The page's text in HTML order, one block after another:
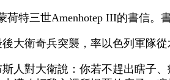
荷特三世Amenhotep III的書信。
大衛奇兵突襲，率以色列軍隊從
人對大衛說：你若不趕出瞎子